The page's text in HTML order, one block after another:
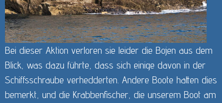
Bei dieser Aktion verloren sie leider die Bojen aus dem
Blick, was dazu führte, dass sich einige davon in der
Schiffsschraube verhedderten. Andere Boote hatten dies
bemerkt, und die Krabbenfischer, die unserem Boot am